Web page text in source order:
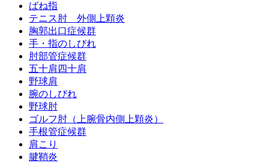
ばね指
テニス肘 外側上顆炎
胸郭出口症候群
手・指のしびれ
肘部管症候群
五十肩四十肩
野球肩
腕のしびれ
野球肘
ゴルフ肘（上腕骨内側上顆炎）
手根管症候群
肩こり
腱鞘炎